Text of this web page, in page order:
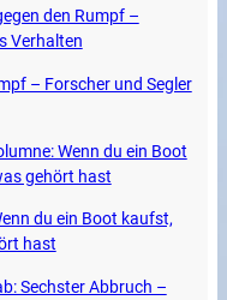
den Rumpf –
Verhalten
– Forscher und Segler
Wenn du ein Boot
gehört hast
du ein Boot kaufst,
hast
Sechster Abbruch –